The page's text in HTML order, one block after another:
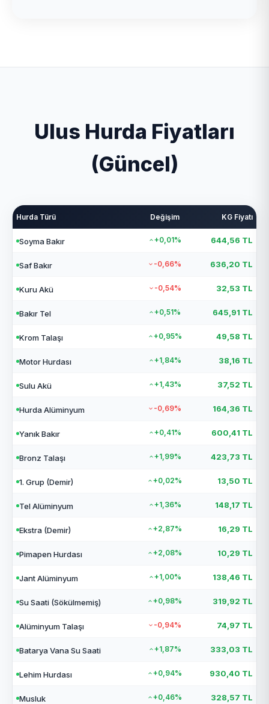
Ulus Hurda Fiyatları
(Güncel)
Hurda Türü Değişim KG Fiyatı
Soyma Bakır +0,01% 644,56 TL
Saf Bakır -0,66% 636,20 TL
Kuru Akü -0,54% 32,53 TL
Bakır Tel +0,51% 645,91 TL
Krom Talaşı +0,95% 49,58 TL
Motor Hurdası +1,84% 38,16 TL
Sulu Akü +1,43% 37,52 TL
Hurda Alüminyum -0,69% 164,36 TL
Yanık Bakır +0,41% 600,41 TL
Bronz Talaşı +1,99% 423,73 TL
1. Grup (Demir) +0,02% 13,50 TL
Tel Alüminyum +1,36% 148,17 TL
Ekstra (Demir) +2,87% 16,29 TL
Pimapen Hurdası +2,08% 10,29 TL
Jant Alüminyum +1,00% 138,46 TL
Su Saati (Sökülmemiş) +0,98% 319,92 TL
Alüminyum Talaşı -0,94% 74,97 TL
Batarya Vana Su Saati +1,87% 333,03 TL
Lehim Hurdası +0,94% 930,40 TL
Musluk +0,46% 328,57 TL